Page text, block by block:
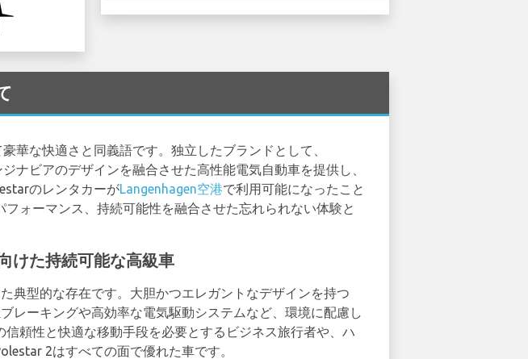
華な快適さと同義語です。独立したブランドとして、
ナビアのデザインを融合させた高性能電気自動車を提供し、
のレンタカーがLangenhagen空港で利用可能になったこと
ォーマンス、持続可能性を融合させた忘れられない体験と
けた持続可能な高級車
典型的な存在です。大胆かつエレガントなデザインを持つ
レーキングや高効率な電気駆動システムなど、環境に配慮し
頼性と快適な移動手段を必要とするビジネス旅行者や、ハ
2はすべての面で優れた車です。